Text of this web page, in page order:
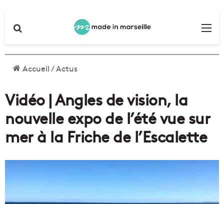
Accueil/Actus
Vidéo | Angles de vision, la
nouvelle expo de l’été vue sur
mer à la Friche de l’Escalette